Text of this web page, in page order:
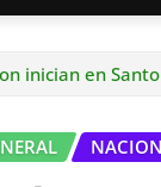
inician en